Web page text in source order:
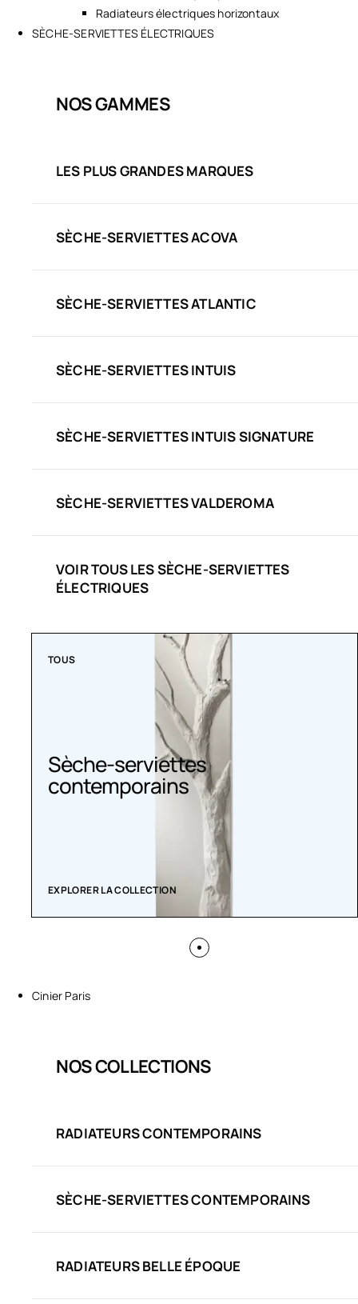
Radiateurs électriques horizontaux
SÈCHE-SERVIETTES ÉLECTRIQUES
NOS GAMMES
LES PLUS GRANDES MARQUES
SÈCHE-SERVIETTES ACOVA
SÈCHE-SERVIETTES ATLANTIC
SÈCHE-SERVIETTES INTUIS
SÈCHE-SERVIETTES INTUIS SIGNATURE
SÈCHE-SERVIETTES VALDEROMA
VOIR TOUS LES SÈCHE-SERVIETTES
ÉLECTRIQUES
TOUS
Sèche-serviettes
contemporains
EXPLORER LA COLLECTION
Cinier Paris
NOS COLLECTIONS
RADIATEURS CONTEMPORAINS
SÈCHE-SERVIETTES CONTEMPORAINS
RADIATEURS BELLE ÉPOQUE